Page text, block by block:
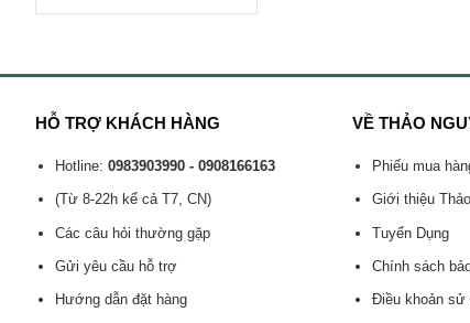
HỖ TRỢ KHÁCH HÀNG
Hotline: 0983903990 - 0908166163
(Từ 8-22h kể cả T7, CN)
Các câu hỏi thường gặp
Gửi yêu cầu hỗ trợ
Hướng dẫn đặt hàng
VỀ THẢO
Phiếu mua
Giới thiệu
Tuyển Dụng
Chính sách
Điều khoản sử